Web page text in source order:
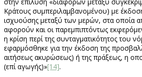
Κράτους συμπεριλαμβανομένου) με
ισχυούσης μεταξύ των μερών, στα οποία
αφορούν και οι παρεμπιπτόντως
η κρίση περί της συνταγματικότητος του
εφαρμόσθηκε για την έκδοση της
αιτήσεως ακυρώσεως) ή της πράξεως, η
(επί αγωγής)»[14].